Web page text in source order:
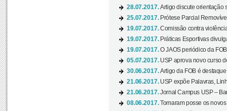
28.07.2017.Artigo discute orientação
25.07.2017. Prótese Parcial
19.07.2017.Comissão contra
19.07.2017. Práticas Esportivas
19.07.2017.O JAOS periódico da
05.07.2017. USP aprova novo curso
30.06.2017.Artigo da FOB é
21.06.2017. USP expõe Palavras,
21.06.2017.Jornal Campus USP –
08.06.2017.Tomaram posse os